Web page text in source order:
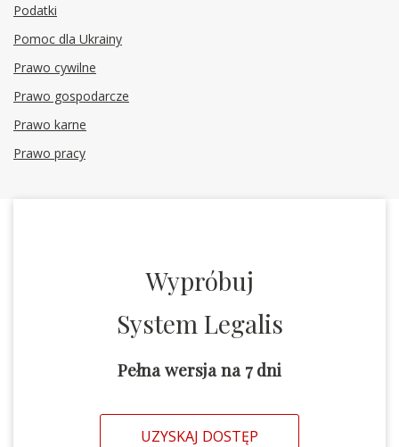
Podatki
Pomoc dla Ukrainy
Prawo cywilne
Prawo gospodarcze
Prawo karne
Prawo pracy
Wypróbuj
System Legalis
Pełna wersja na 7 dni
UZYSKAJ DOSTĘP